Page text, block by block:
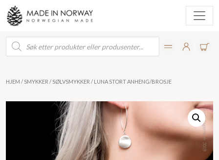
Products
search
HJEM / SMYKKER / SØLVSMYKKER / LUNA STORT ANHENG/BROSJE